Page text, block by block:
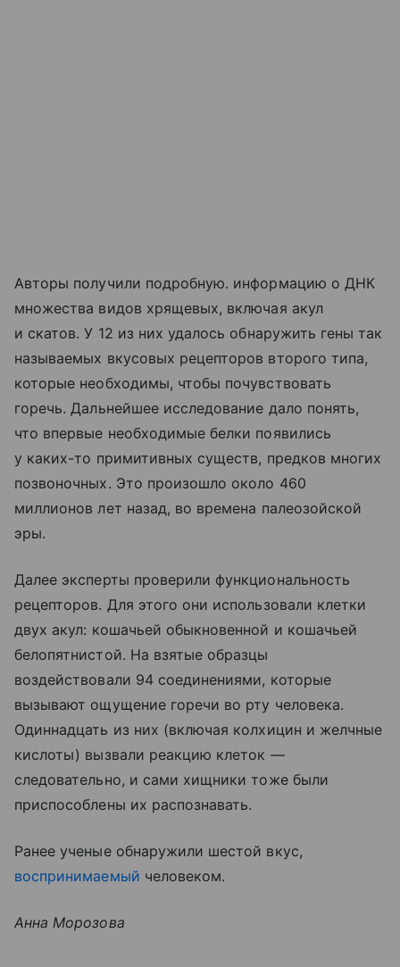
Авторы получили подробную. информацию о ДНК
множества видов хрящевых, включая акул
и скатов. У 12 из них удалось обнаружить гены так
называемых вкусовых рецепторов второго типа,
которые необходимы, чтобы почувствовать
горечь. Дальнейшее исследование дало понять,
что впервые необходимые белки появились
у каких-то примитивных существ, предков многих
позвоночных. Это произошло около 460
миллионов лет назад, во времена палеозойской
эры.
Далее эксперты проверили функциональность
рецепторов. Для этого они использовали клетки
двух акул: кошачьей обыкновенной и кошачьей
белопятнистой. На взятые образцы
воздействовали 94 соединениями, которые
вызывают ощущение горечи во рту человека.
Одиннадцать из них (включая колхицин и желчные
кислоты) вызвали реакцию клеток —
следовательно, и сами хищники тоже были
приспособлены их распознавать.
Ранее ученые обнаружили шестой вкус,
воспринимаемый человеком.
Анна Морозова